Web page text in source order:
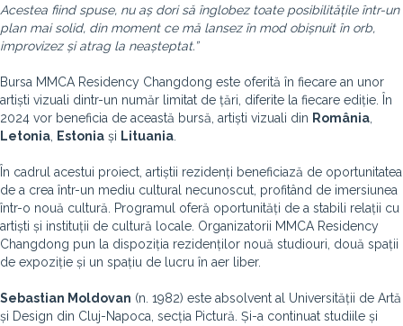
Acestea fiind spuse, nu aș dori să înglobez toate posibilitățile într-un
plan mai solid, din moment ce mă lansez în mod obișnuit în orb,
improvizez și atrag la neașteptat.”
Bursa MMCA Residency Changdong este oferită în fiecare an unor
artiști vizuali dintr-un număr limitat de țări, diferite la fiecare ediție. În
2024 vor beneficia de această bursă, artiști vizuali din România
Letonia
Estonia și Lituania
În cadrul acestui proiect, artiștii rezidenți beneficiază de oportunitatea
de a crea într-un mediu cultural necunoscut, profitând de imersiunea
într-o nouă cultură. Programul oferă oportunități de a stabili relații cu
artiști și instituții de cultură locale. Organizatorii MMCA Residency
Changdong pun la dispoziția rezidenților nouă studiouri, două spații
de expoziție și un spațiu de lucru în aer liber.
Sebastian Moldovan (n. 1982) este absolvent al Universității de Artă
și Design din Cluj-Napoca, secția Pictură. Și-a continuat studiile și